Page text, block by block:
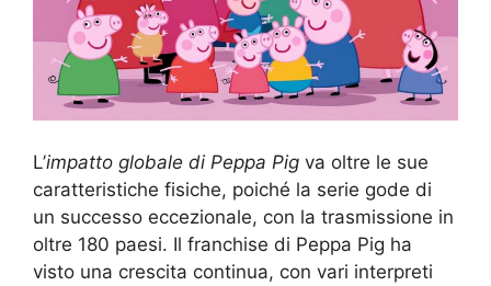
L’impatto globale di Peppa Pig va oltre le sue
caratteristiche fisiche, poiché la serie gode di
un successo eccezionale, con la trasmissione in
oltre 180 paesi. Il franchise di Peppa Pig ha
visto una crescita continua, con vari interpreti